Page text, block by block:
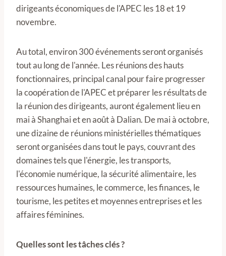
dirigeants économiques de l'APEC les 18 et 19
novembre.
Au total, environ 300 événements seront organisés
tout au long de l'année. Les réunions des hauts
fonctionnaires, principal canal pour faire progresser
la coopération de l'APEC et préparer les résultats de
la réunion des dirigeants, auront également lieu en
mai à Shanghai et en août à Dalian. De mai à octobre,
une dizaine de réunions ministérielles thématiques
seront organisées dans tout le pays, couvrant des
domaines tels que l'énergie, les transports,
l'économie numérique, la sécurité alimentaire, les
ressources humaines, le commerce, les finances, le
tourisme, les petites et moyennes entreprises et les
affaires féminines.
Quelles sont les tâches clés ?